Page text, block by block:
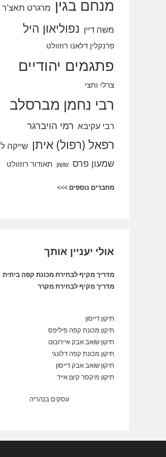
מנחם בגין מרגרט תאצ'ר
משה דיין נפוליאון היל
פרנקלין דלאנו רוזוולט
פתגמים יהודיים
צרלי וחצי
רבי נחמן מברסלב
רבי עקיבא רמי הויברגר
רפאל (רפול) איתן שייקה
שמעון פרס ששון תאודור רוזוולט
מחברים נוספים >>>
אולי יעניין אותך
מדריך מקיף לבחירת מכונת קפה ביתית
מדריך מקיף לבחירת מקרר
תיקון דייסון
תיקון מכונת קפה פיליפס
תיקון שואב אבק איירובוט
תיקון מכונת קפה דלונגי
תיקון שואב אבק דייסון
תיקון מיקסר קיצן אייד
עסקים בנהריה